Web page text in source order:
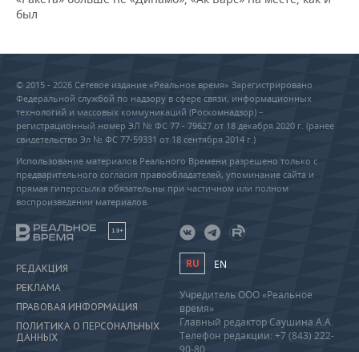
был
© 2015 - 2026 Сетевое издание «Реальное время» Зарегистрировано
Федеральной службой по надзору в сфере связи, информационных
технологий и массовых коммуникаций (Роскомнадзор) –
регистрационный номер ЭЛ № ФС 77 - 79627 от 18 декабря 2020 г. (ранее
свидетельство Эл № ФС 77-59331 от 18 сентября 2014 г.)
Использование материалов Реального Времени разрешено только с
предварительного согласия правообладателей, упоминание сайта и
прямая гиперссылка обязательны при частичном или полном
воспроизведении материалов.
18+
РЕДАКЦИЯ
РЕКЛАМА
ПРАВОВАЯ ИНФОРМАЦИЯ
ПОЛИТИКА О ПЕРСОНАЛЬНЫХ
ДАННЫХ
RU EN
Учредитель ООО «Реальное
время»
Главный редактор Саушина А.А.
Телефон редакции: +7 (843) 222-
90-80